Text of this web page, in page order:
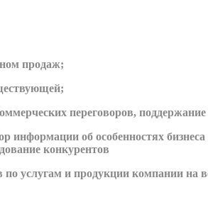
продаж;
переговоров,
об особенностях
конкурентов
по услугам и продукции компании